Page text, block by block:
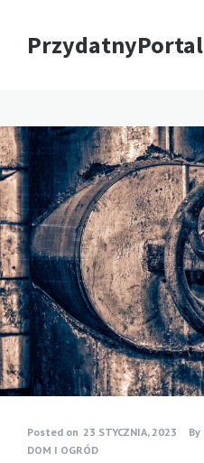
PrzydatnyPortal
Posted on 23 STYCZNIA, 2023 By
DOM I OGRÓD